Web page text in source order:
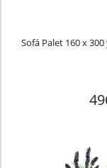
Sofá Palet 160 x